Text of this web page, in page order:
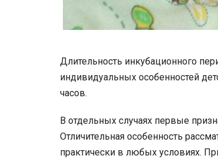
Длительность инкубационного
индивидуальных особенностей
часов.
В отдельных случаях первые
Отличительная особенность
практически в любых условиях.